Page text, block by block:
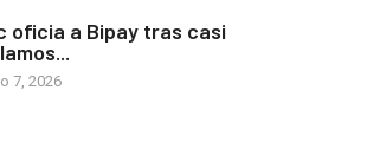
oficia a Bipay tras casi
7, 2026